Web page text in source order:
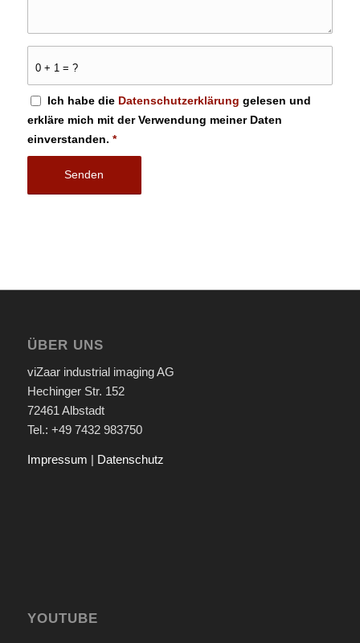
0 + 1 = ?
Ich habe die Datenschutzerklärung gelesen und
erkläre mich mit der Verwendung meiner Daten
einverstanden. *
ÜBER UNS
viZaar industrial imaging AG
Hechinger Str. 152
72461 Albstadt
Tel.: +49 7432 983750
Impressum | Datenschutz
YOUTUBE